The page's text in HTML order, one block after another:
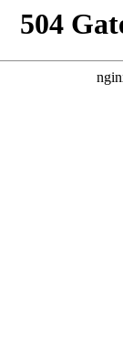
504